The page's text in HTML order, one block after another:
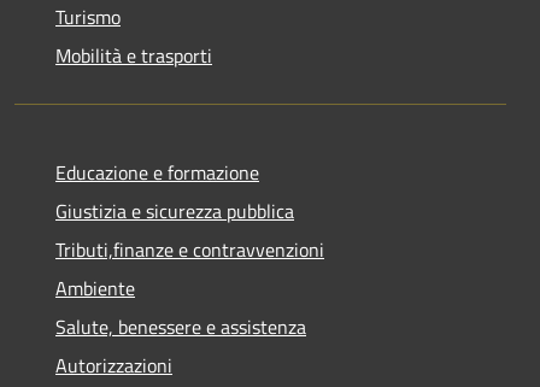
Turismo
Mobilità e trasporti
Educazione e formazione
Giustizia e sicurezza pubblica
Tributi,finanze e contravvenzioni
Ambiente
Salute, benessere e assistenza
Autorizzazioni